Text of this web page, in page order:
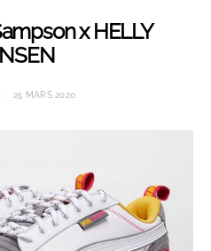
x HELLY
25 MARS 2020